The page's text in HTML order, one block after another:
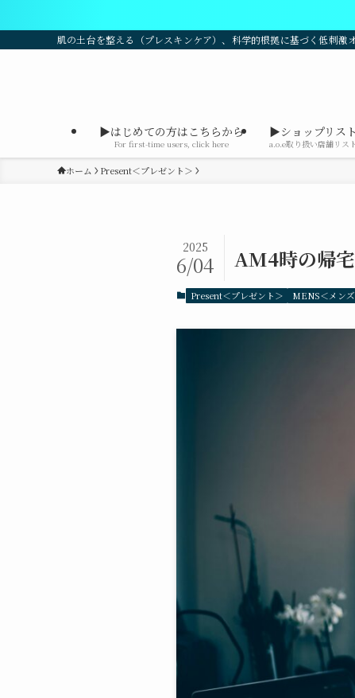
肌の土台を整える（プレスキンケア）、科学的根拠に基づく低刺激
▶はじめての方はこちらから
For first-time users, click here
▶ショップリス
a.o.e取り扱い店舗リスト
ホーム Present＜プレゼント＞
AM4時の帰
2025
6/04
Present＜プレゼント＞ MENS＜メン